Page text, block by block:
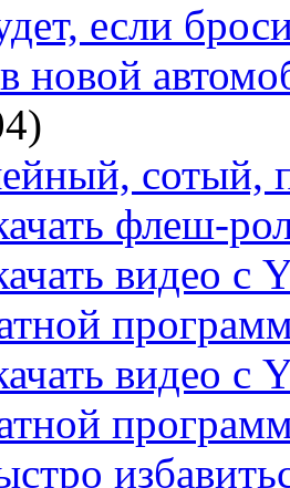
если
новой
сотый,
флеш-
видео с
видео с